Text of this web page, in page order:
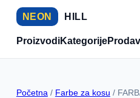
NEON HILL
ProizvodiKategorije
Početna / Farbe za kosu /